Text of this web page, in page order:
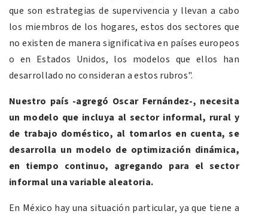
que son estrategias de supervivencia y llevan a cabo
los miembros de los hogares, estos dos sectores que
no existen de manera significativa en países europeos
o en Estados Unidos, los modelos que ellos han
desarrollado no consideran a estos rubros".
Nuestro país -agregó Oscar Fernández-, necesita
un modelo que incluya al sector informal, rural y
de trabajo doméstico, al tomarlos en cuenta, se
desarrolla un modelo de optimización dinámica,
en tiempo continuo, agregando para el sector
informal una variable aleatoria.
En México hay una situación particular, ya que tiene a